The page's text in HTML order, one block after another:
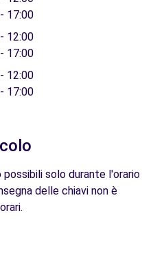
17:00
12:00
17:00
12:00
17:00
solo durante l'orario
delle chiavi non è